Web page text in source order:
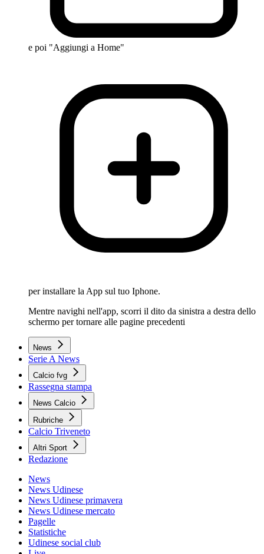
e poi "Aggiungi a Home"
per installare la App sul tuo Iphone.
Mentre navighi nell'app, scorri il dito da sinistra a destra dello
schermo per tornare alle pagine precedenti
News
Serie A News
Calcio fvg
Rassegna stampa
News Calcio
Rubriche
Calcio Triveneto
Altri Sport
Redazione
News
News Udinese
News Udinese primavera
News Udinese mercato
Pagelle
Statistiche
Udinese social club